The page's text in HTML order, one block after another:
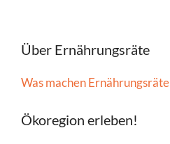
Über Ernährungsräte
Was machen Ernährungsräte
Ökoregion erleben!